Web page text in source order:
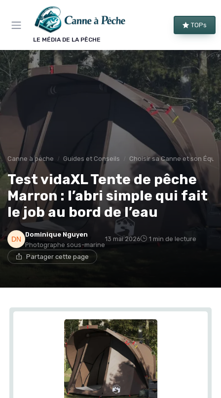
LE MÉDIA DE LA PÊCHE
TOPs
Canne à peche Guides et Conseils Choisir sa Canne et son
Test vidaXL Tente de pêche
Marron : l’abri simple qui fait
le job au bord de l’eau
Dominique Nguyen
Photographe sous-marine
13 mai 2026 1 min de lecture
Partager cette page
Panneau de gestion des cookies